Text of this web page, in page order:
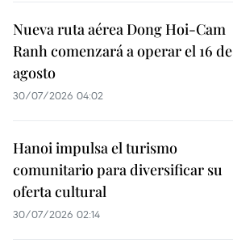
Nueva ruta aérea Dong Hoi-Cam
Ranh comenzará a operar el 16 de
agosto
30/07/2026 04:02
Hanoi impulsa el turismo
comunitario para diversificar su
oferta cultural
30/07/2026 02:14